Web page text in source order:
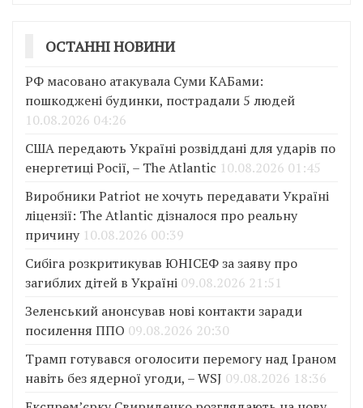
ОСТАННІ НОВИНИ
РФ масовано атакувала Суми КАБами:
пошкоджені будинки, пострадали 5 людей
10.08.2026 04:26
США передають Україні розвіддані для ударів по
енергетиці Росії, – The Atlantic 10.08.2026 01:45
Виробники Patriot не хочуть передавати Україні
ліцензії: The Atlantic дізналося про реальну
причину 10.08.2026 00:39
Сибіга розкритикував ЮНІСЕФ за заяву про
загиблих дітей в Україні 09.08.2026 21:51
Зеленський анонсував нові контакти заради
посилення ППО 09.08.2026 20:30
Трамп готувався оголосити перемогу над Іраном
навіть без ядерної угоди, – WSJ 09.08.2026 18:36